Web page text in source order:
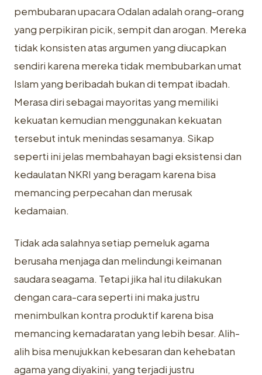
pembubaran upacara Odalan adalah orang-orang
yang perpikiran picik, sempit dan arogan. Mereka
tidak konsisten atas argumen yang diucapkan
sendiri karena mereka tidak membubarkan umat
Islam yang beribadah bukan di tempat ibadah.
Merasa diri sebagai mayoritas yang memiliki
kekuatan kemudian menggunakan kekuatan
tersebut intuk menindas sesamanya. Sikap
seperti ini jelas membahayan bagi eksistensi dan
kedaulatan NKRI yang beragam karena bisa
memancing perpecahan dan merusak
kedamaian.
Tidak ada salahnya setiap pemeluk agama
berusaha menjaga dan melindungi keimanan
saudara seagama. Tetapi jika hal itu dilakukan
dengan cara-cara seperti ini maka justru
menimbulkan kontra produktif karena bisa
memancing kemadaratan yang lebih besar. Alih-
alih bisa menujukkan kebesaran dan kehebatan
agama yang diyakini, yang terjadi justru